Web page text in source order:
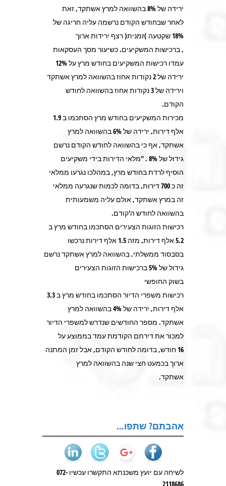
ירידה של 8% בהשוואה למרץ אשתקד, זאת
לאחר שבחודש הקודם נרשמה עליה חריגה של
18% שקטעה )זמנית( רצף ירידות ארוך
, ברכישות המשקיעים. כשיעור מסך העסקאות
עמדו רכישות המשקיעים בחודש מרץ על 12%
ירידה של 2 נקודות אחוז בהשוואה למרץ אשתקד
וירידה של 3 נקודות אחוז בהשוואה לחודש
הקודם.
מכירות המשקיעים בחודש מרץ הסתכמו ב 1.9
אלף דירות, ירידה של 6% בהשוואה למרץ
אשתקד, אף כי בהשוואה לחודש הקודם נרשם
גידול של 8% . "מלאי הדירות בידי משקיעים
הוסיף לרדת בחודש מרץ, במהלכו נגרעו ממלאי
זה כ 700 דירות, בדומה לכמות שנגרעה ממלאי
זה במרץ אשתקד, אולם עליה משמעותית
בהשוואה לחודש ה'קודם.
רכישות הזוגות הצעירים הסתכמו בחודש מרץ ב
5.2 אלף דירות, מזה 1.5 אלף דירות נרכשו
בסבסוד ממשלתי. בהשוואה למרץ אשתקד נרשם
גידול של 5% ברכישות הזוגות הצעירים
בשוק החופשי
רכישות משפרי הדיור הסתכמו בחודש מרץ ב 3.3
אלף דירות, ירידה של 4% בהשוואה למרץ
אשתקד. מספר החודשים שנדרש למשפרי הדיור
למכור את דירתם הקודמת עמד בממוצע על
16 חודש, בדומה לחודש הקודם, אבל זמן המתנה
ארוך בכמעט חצי שנה בהשוואה למרץ
אשתקד.
אהבתם? שתפו…
לשיחה עם יועץ משכנתא התקשרו עכשיו 072-
2118686